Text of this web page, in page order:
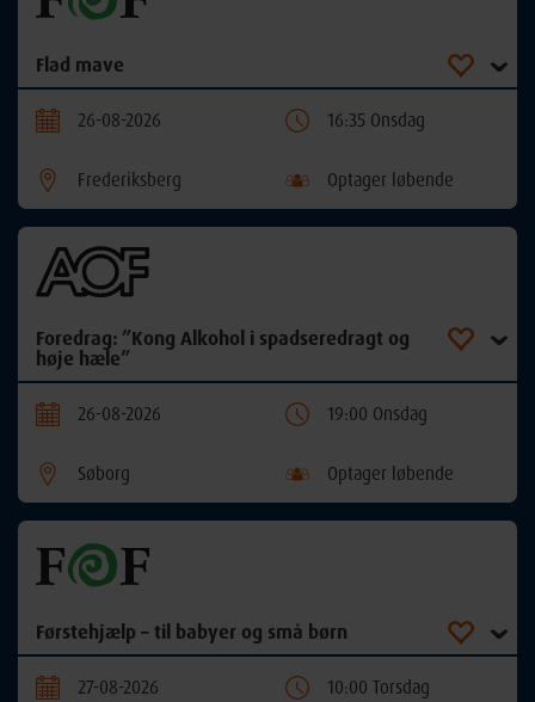
Flad mave
26-08-2026 16:35 Onsdag
Frederiksberg Optager løbende
Foredrag: ”Kong Alkohol i spadseredragt og
høje hæle”
26-08-2026 19:00 Onsdag
Søborg Optager løbende
Førstehjælp – til babyer og små børn
27-08-2026 10:00 Torsdag